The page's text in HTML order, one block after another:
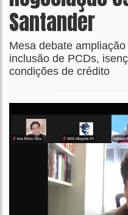
Santander
Mesa debate
inclusão de PCDs,
condições de crédito